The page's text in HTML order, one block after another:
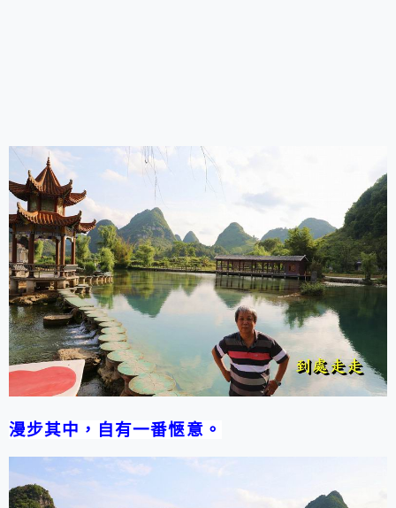
漫步其中，自有一番愜意。